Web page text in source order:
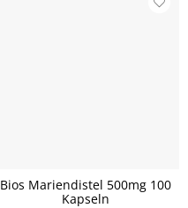
Bios Mariendistel 500mg 100
Kapseln